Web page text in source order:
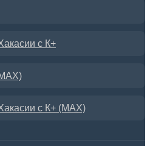
с К+
с К+ (MAX)